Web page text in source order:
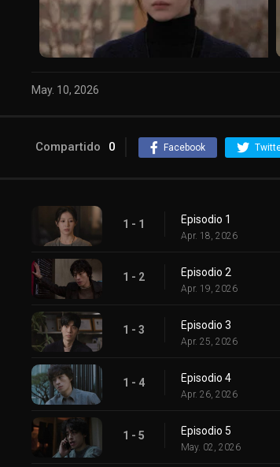
May. 10, 2026
Compartido 0 Facebook
1 - 1 Episodio 1
Apr. 18, 2026
1 - 2 Episodio 2
Apr. 19, 2026
1 - 3 Episodio 3
Apr. 25, 2026
1 - 4 Episodio 4
Apr. 26, 2026
1 - 5 Episodio 5
May. 02, 2026